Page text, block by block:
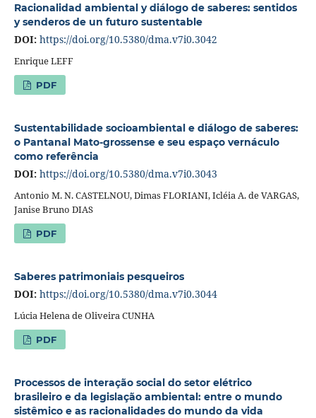
Racionalidad ambiental y diálogo de saberes: sentidos
y senderos de un futuro sustentable
DOI: https://doi.org/10.5380/dma.v7i0.3042
Enrique LEFF
PDF
Sustentabilidade socioambiental e diálogo de saberes:
o Pantanal Mato-grossense e seu espaço vernáculo
como referência
DOI: https://doi.org/10.5380/dma.v7i0.3043
Antonio M. N. CASTELNOU, Dimas FLORIANI, Icléia A. de VARGAS,
Janise Bruno DIAS
PDF
Saberes patrimoniais pesqueiros
DOI: https://doi.org/10.5380/dma.v7i0.3044
Lúcia Helena de Oliveira CUNHA
PDF
Processos de interação social do setor elétrico
brasileiro e da legislação ambiental: entre o mundo
sistêmico e as racionalidades do mundo da vida